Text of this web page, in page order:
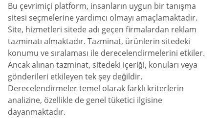
Bu çevrimiçi platform, insanların uygun bir tanışma
sitesi seçmelerine yardımcı olmayı amaçlamaktadır.
Site, hizmetleri sitede adı geçen firmalardan reklam
tazminatı almaktadır. Tazminat, ürünlerin sitedeki
konumu ve sıralaması ile derecelendirmelerini etkiler.
Ancak alınan tazminat, sitedeki içeriği, konuları veya
gönderileri etkileyen tek şey değildir.
Derecelendirmeler temel olarak farklı kriterlerin
analizine, özellikle de genel tüketici ilgisine
dayanmaktadır.